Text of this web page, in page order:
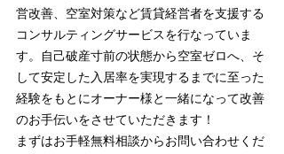
営改善、空室対策など賃貸経営者を支援する
コンサルティングサービスを行なっていま
す。自己破産寸前の状態から空室ゼロへ、そ
して安定した入居率を実現するまでに至った
経験をもとにオーナー様と一緒になって改善
のお手伝いをさせていただきます！
まずはお手軽無料相談からお問い合わせくだ